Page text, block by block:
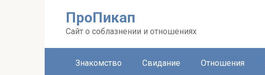
ПроПикап
Сайт о соблазнении и отношениях
Знакомство Свидание Отношения